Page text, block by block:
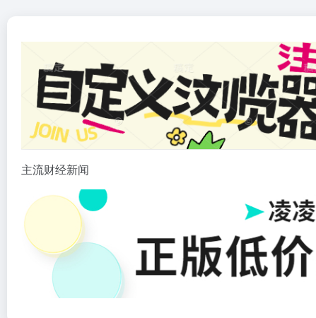
主流财经新闻